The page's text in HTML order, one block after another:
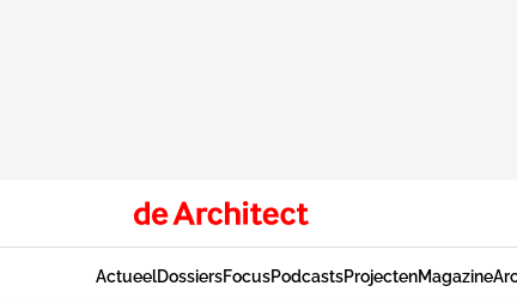
ActueelDossiersFocusPodcastsProjectenMagazine